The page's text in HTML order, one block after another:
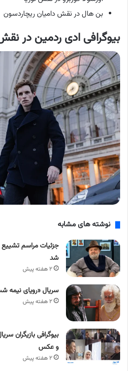
بن هال در نقش دامیان ریچاردسون
بیوگرافی ادی ردمین در
نوشته های مشابه
جزئیات مراسم تشییع
شد
۲ هفته پیش
سریال «رویای
۲ هفته پیش
بیوگرافی بازیگران
و عکس
۲ هفته پیش